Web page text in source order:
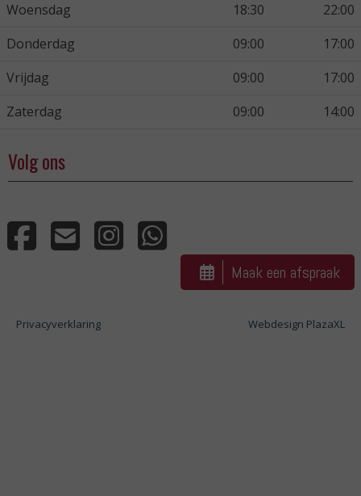
Woensdag
18:30
22:00
Donderdag
09:00
17:00
Vrijdag
09:00
17:00
Zaterdag
09:00 14:00
Volg ons
Maak een afspraak
Privacyverklaring Webdesign PlazaXL